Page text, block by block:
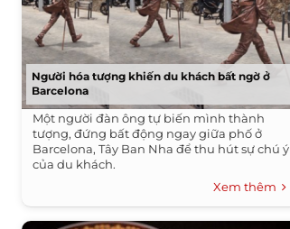
Người hóa tượng khiến du khách bất ngờ ở
Barcelona
Một người đàn ông tự biến mình thành
tượng, đứng bất động ngay giữa phố ở
Barcelona, Tây Ban Nha để thu hút sự chú ý
của du khách.
Xem thêm